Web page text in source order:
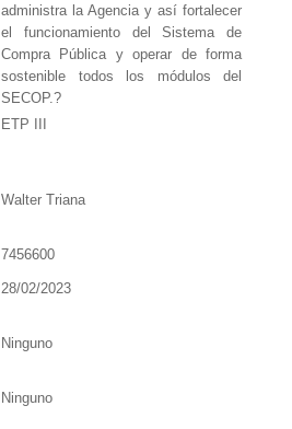
administra la Agencia y así fortalecer
el funcionamiento del Sistema de
Compra Pública y operar de forma
sostenible todos los módulos del
SECOP.?
ETP III
Walter Triana
7456600
28/02/2023
Ninguno
Ninguno